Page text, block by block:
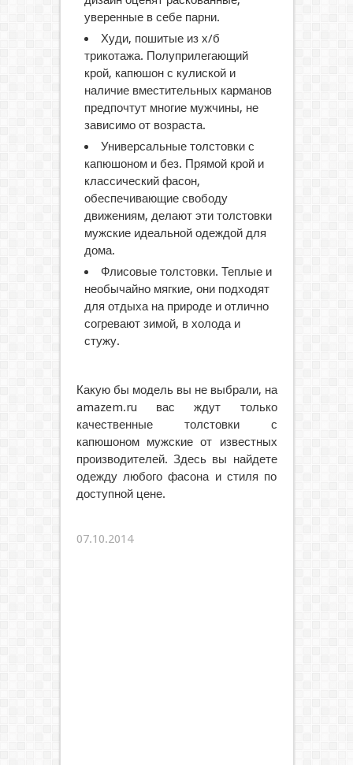
уверенные в себе парни.
Худи, пошитые из х/б
трикотажа. Полуприлегающий
крой, капюшон с кулиской и
наличие вместительных карманов
предпочтут многие мужчины, не
зависимо от возраста.
Универсальные толстовки с
капюшоном и без. Прямой крой и
классический фасон,
обеспечивающие свободу
движениям, делают эти толстовки
мужские идеальной одеждой для
дома.
Флисовые толстовки. Теплые и
необычайно мягкие, они подходят
для отдыха на природе и отлично
согревают зимой, в холода и
стужу.
Какую бы модель вы не выбрали, на
amazem.ru вас ждут только
качественные толстовки с
капюшоном мужские от известных
производителей. Здесь вы найдете
одежду любого фасона и стиля по
доступной цене.
07.10.2014